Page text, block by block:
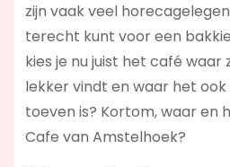
zijn vaak veel
terecht kunt voor een
kies je nu juist het café waar
lekker vindt en waar het ook
toeven is? Kortom, waar en
Cafe van Amstelhoek?